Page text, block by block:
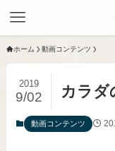
ホーム 動画コンテンツ
カラダ
2019
9/02
動画コンテンツ